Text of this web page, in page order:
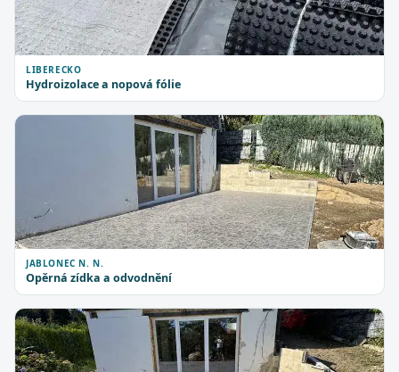
LIBERECKO
Hydroizolace a nopová fólie
JABLONEC N. N.
Opěrná zídka a odvodnění